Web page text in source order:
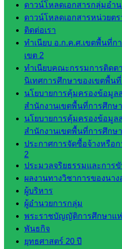
ดาวน์โหลดเอกสารกลุ่มอำ
ดาวน์โหลดเอกสารหน่วยต
ติดต่อเรา
ทำเนียบ อ.ก.ค.ศ.เขตพื้นที่ก
เขต 2
ทำเนียบคณะกรรมการติดต
นิเทศการศึกษาของเขตพื้น
นโยบายการคุ้มครองข้อมูล
สำนักงานเขตพื้นที่การศึกษ
นโยบายการคุ้มครองข้อมูล
สำนักงานเขตพื้นที่การศึกษ
ประกาศการจัดซื้อจ้างหรือ
2
ประมวลจริยธรรมและการ
ผลงานทางวิชาการของน
ผู้บริหาร
ผู้อำนวยการกลุ่ม
พระราชบัญญัติการศึกษาแห่
พันธกิจ
ยุทธศาสตร์ 20 ปี
หลักสูตร
ต้าน
ทุจริต
ห้อง
นิเทศ
ศน.นิพนธ์
พรมพิไล
ห้อง
นิเทศ
ศน.ชยา
ธิศ/
ศน.อัญชลี
นิเทศ
ดร.สราว
ดี เพ็งศรี
โคตร
เว็บไซต์
คณะ